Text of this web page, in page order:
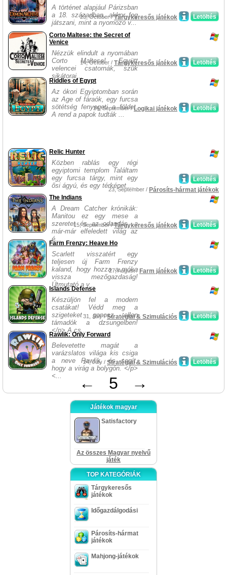
A történet alapjául Párizsban
a 18. században, akkor fog
játszani, mint a nyomozó v...
Letöltés
23, October /Tárgykeresős játékok
Corto Maltese: the Secret of
Venice
Nézzük elindult a nyomában
Corto Maltese! Együtt
velencei csatornák, szűk
sikátorai...
Letöltés
14, October / Tárgykeresős játékok
Riddles of Egypt
Az ókori Egyiptomban során
az Age of fáraók, egy furcsa
sötétség fenyegeti a földet.
A rend a papok tudták ...
Letöltés
24, September /Logikai játékok
Relic Hunter
Közben rablás egy régi
egyiptomi templom Találtam
egy furcsa tárgy, mint egy
ősi ágyú, és egy térképet....
Letöltés
23, September / Párosíts-hármat játékok
The Indians
A Dream Catcher krónikák:
Manitou ez egy mese a
szeretet és az odaadás, a
már-már elfeledett világ az
é...
Letöltés
15, September /Tárgykeresős játékok
Farm Frenzy: Heave Ho
Scarlett visszatért egy
teljesen új Farm Frenzy
kaland, hogy hozza a móka
vissza mezőgazdaság!
Útmutató a v...
Letöltés
27, August / Farm játékok
Islands Defense
Készüljön fel a modern
csatákat! Védd meg a
szigeteket gonosz ellen
támadók a dzsungelben!
</p> A cs...
Letöltés
31, July /Stratégiai & Szimulációs
Rawlik: Only Forward
Belevetette magát a
varázslatos világa kis csiga
a neve Rawlik, és segít,
hogy a virág a bolygón. </p>
<...
Letöltés
24, July / Stratégiai & Szimulációs
← 5 →
Játékok magyar
Satisfactory
Az összes Magyar nyelvű
játék
TOP KATEGÓRIÁK
Tárgykeresős
játékok
Időgazdálgodási
Párosíts-hármat
játékok
Mahjong-játékok